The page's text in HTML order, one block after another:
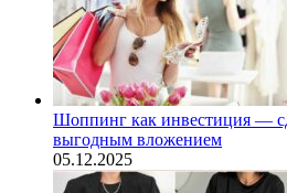
Шоппинг как инвестиция —
выгодным вложением
05.12.2025